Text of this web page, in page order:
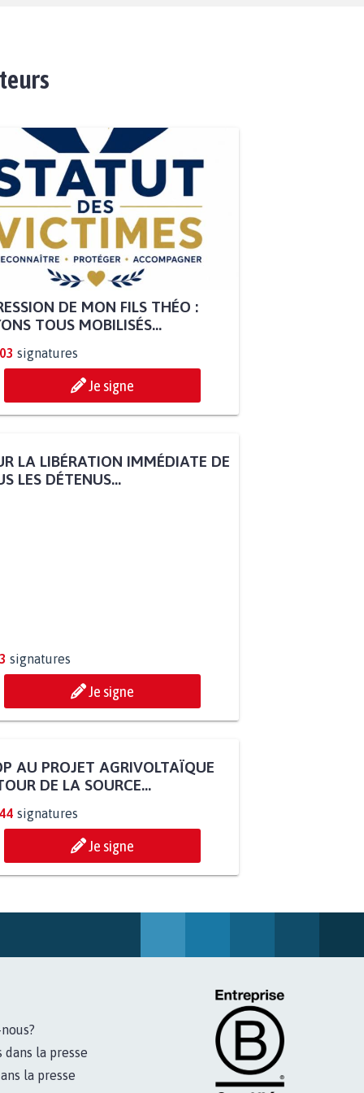
DE MON FILS THÉO :
TOUS MOBILISÉS...
signatures
Je signe
LA LIBÉRATION IMMÉDIATE DE
LES DÉTENUS...
signatures
Je signe
AU PROJET AGRIVOLTAÏQUE
DE LA SOURCE...
signatures
Je signe
la presse
la presse